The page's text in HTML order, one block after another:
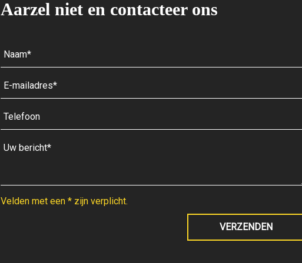
Aarzel niet en contacteer ons
Velden met een * zijn verplicht.